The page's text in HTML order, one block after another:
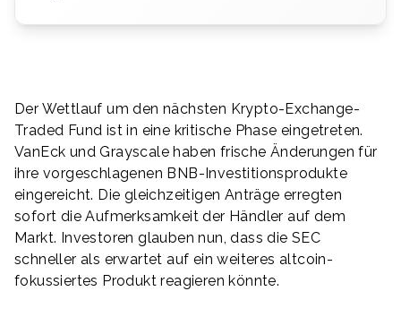
Der Wettlauf um den nächsten Krypto-Exchange-
Traded Fund ist in eine kritische Phase eingetreten.
VanEck und Grayscale haben frische Änderungen für
ihre vorgeschlagenen BNB-Investitionsprodukte
eingereicht. Die gleichzeitigen Anträge erregten
sofort die Aufmerksamkeit der Händler auf dem
Markt. Investoren glauben nun, dass die SEC
schneller als erwartet auf ein weiteres altcoin-
fokussiertes Produkt reagieren könnte.